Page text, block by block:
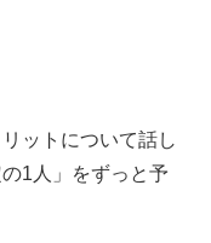
ットについて話し
1人」をずっと予